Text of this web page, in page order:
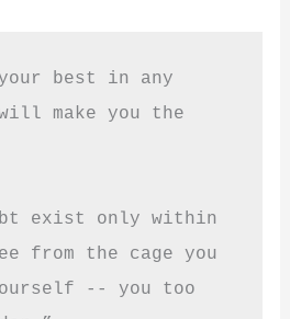
best in any
make you the
exist only within
from the cage you
-- you too